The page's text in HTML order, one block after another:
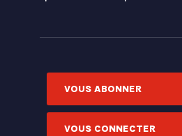
VOUS ABONNER
VOUS CONNECTER